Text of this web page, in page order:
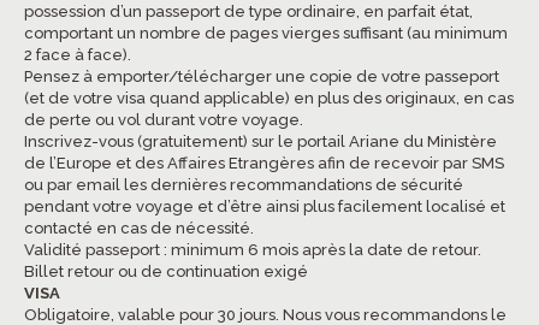
possession d’un passeport de type ordinaire, en parfait état,
comportant un nombre de pages vierges suffisant (au minimum
2 face à face).
Pensez à emporter/télécharger une copie de votre passeport
(et de votre visa quand applicable) en plus des originaux, en cas
de perte ou vol durant votre voyage.
Inscrivez-vous (gratuitement) sur le portail Ariane du Ministère
de l’Europe et des Affaires Etrangères afin de recevoir par SMS
ou par email les dernières recommandations de sécurité
pendant votre voyage et d’être ainsi plus facilement localisé et
contacté en cas de nécessité.
Validité passeport : minimum 6 mois après la date de retour.
Billet retour ou de continuation exigé
VISA
Obligatoire, valable pour 30 jours. Nous vous recommandons le